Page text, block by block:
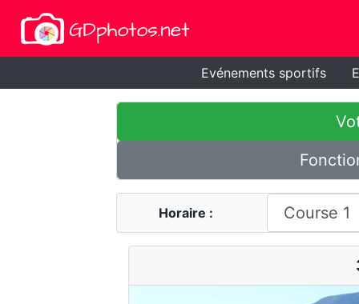
Evénements sportifs
Horaire :